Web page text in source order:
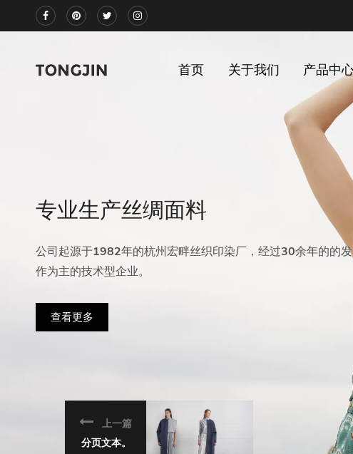
首页 关于我们 产品中
专业生产丝绸面料
公司起源于1982年的杭州宏畔丝织印染厂，经过30余年的的
作为主的技术型企业。
查看更多
上一篇
分页文本。